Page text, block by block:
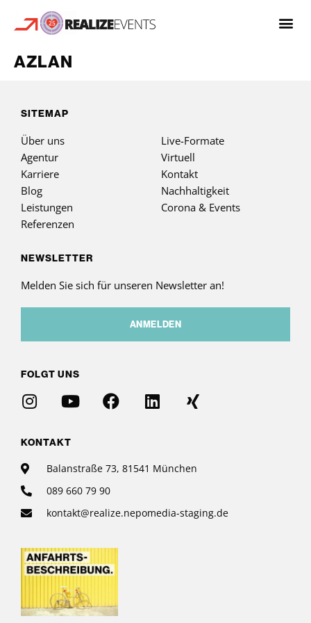
AZLAN
SITEMAP
Über uns
Agentur
Karriere
Blog
Leistungen
Referenzen
Live-Formate
Virtuell
Kontakt
Nachhaltigkeit
Corona & Events
NEWSLETTER
Melden Sie sich für unseren Newsletter an!
ANMELDEN
FOLGT UNS
KONTAKT
Balanstraße 73, 81541 München
089 660 79 90
kontakt@realize.nepomedia-staging.de